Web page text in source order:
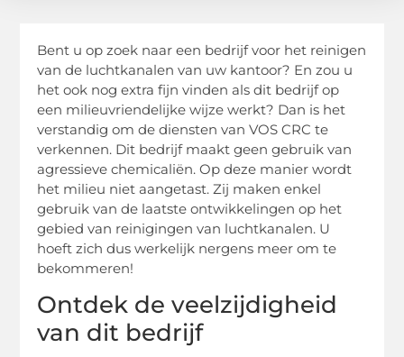
Bent u op zoek naar een bedrijf voor het reinigen
van de luchtkanalen van uw kantoor? En zou u
het ook nog extra fijn vinden als dit bedrijf op
een milieuvriendelijke wijze werkt? Dan is het
verstandig om de diensten van VOS CRC te
verkennen. Dit bedrijf maakt geen gebruik van
agressieve chemicaliën. Op deze manier wordt
het milieu niet aangetast. Zij maken enkel
gebruik van de laatste ontwikkelingen op het
gebied van reinigingen van luchtkanalen. U
hoeft zich dus werkelijk nergens meer om te
bekommeren!
Ontdek de veelzijdigheid
van dit bedrijf